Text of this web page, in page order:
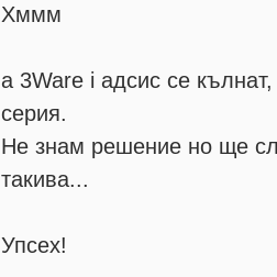
Хммм
а 3Ware i адсис се
серия.
Не знам решение но ще
такива...
Упсех!